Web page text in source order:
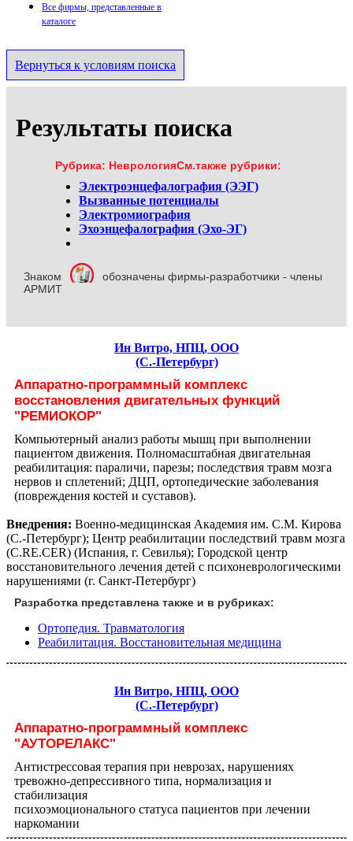
Все фирмы, представленные в
каталоге
Вернуться к условиям поиска
Результаты поиска
Рубрика: НеврологияСм.также рубрики:
Электроэнцефалография (ЭЭГ)
Вызванные потенциалы
Электромиография
Эхоэнцефалография (Эхо-ЭГ)
Знаком
обозначены фирмы-разработчики - члены
АРМИТ
Ин Витро, НПЦ, ООО
(С.-Петербург)
Аппаратно-программный комплекс
восстановления двигательных функций
"РЕМИОКОР"
Компьютерный анализ работы мышц при выполнении
пациентом движения. Полномасштабная двигательная
реабилитация: параличи, парезы; последствия травм мозга
нервов и сплетений; ДЦП, ортопедические заболевания
(повреждения костей и суставов).
Внедрения: Военно-медицинская Академия им. С.М. Кирова
(С.-Петербург); Центр реабилитации последствий травм мозга
(C.RE.CER) (Испания, г. Севилья); Городской центр
восстановительного лечения детей с психоневрологическими
нарушениями (г. Санкт-Петербург)
Разработка представлена также и в рубриках:
Ортопедия. Травматология
Реабилитация. Восстановительная медицина
Ин Витро, НПЦ, ООО
(С.-Петербург)
Аппаратно-программный комплекс
"АУТОРЕЛАКС"
Антистрессовая терапия при неврозах, нарушениях
тревожно-депрессивного типа, нормализация и
стабилизация
психоэмоционального статуса пациентов при лечении
наркомании